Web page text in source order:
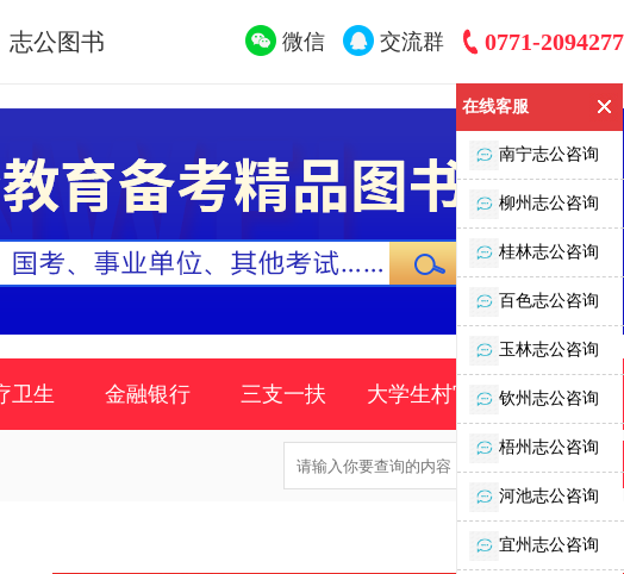
志公图书 微信 交流群 0771-2094277
卫生 金融银行 三支一扶 大学生村官 时事政策
在线客服
南宁志公咨询
柳州志公咨询
桂林志公咨询
百色志公咨询
玉林志公咨询
钦州志公咨询
梧州志公咨询
河池志公咨询
宜州志公咨询